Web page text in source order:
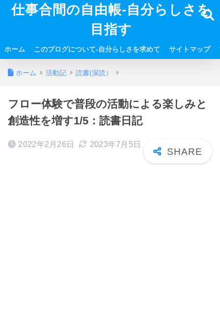
仕事合間の自由帳-自分らしさを
目指す
ホーム このブログについて-自分らしさを求めて サイトマップ
ホーム 活動記 読書(深読）
フロー体験で普段の活動による楽しみと
創造性を増す1/5：読書日記
2022年2月26日 2023年7月5日